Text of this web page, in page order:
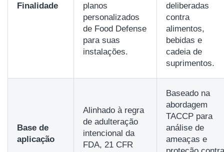
Finalidade
planos
personalizados
de Food Defense
para suas
instalações.
deliberadas
contra
alimentos,
bebidas e
cadeia de
suprimentos.
Base de
aplicação
Alinhado à regra
de adulteração
intencional da
FDA, 21 CFR
Baseado na
abordagem
TACCP para
análise de
ameaças e